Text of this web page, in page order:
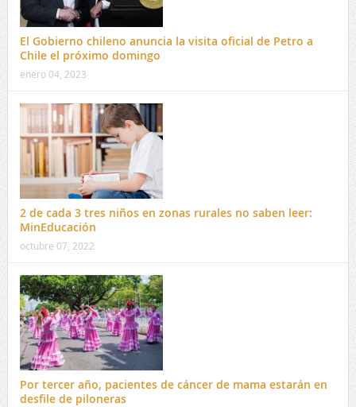
El Gobierno chileno anuncia la visita oficial de Petro a
Chile el próximo domingo
enero 04, 2023
2 de cada 3 tres niños en zonas rurales no saben leer:
MinEducación
octubre 07, 2022
Por tercer año, pacientes de cáncer de mama estarán en
desfile de piloneras